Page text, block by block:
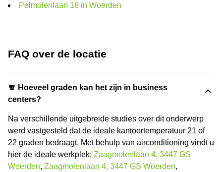
Pelmolenlaan 16 in Woerden
FAQ over de locatie
🧣 Hoeveel graden kan het zijn in business
centers?
Na verschillende uitgebreide studies over dit onderwerp
werd vastgesteld dat de ideale kantoortemperatuur 21 of
22 graden bedraagt. Met behulp van airconditioning vindt u
hier de ideale werkplek: Zaagmolenlaan 4, 3447 GS
Woerden, Zaagmolenlaan 4, 3447 GS Woerden,